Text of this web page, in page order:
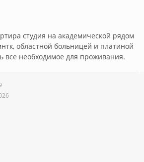
областной больницей и платиной